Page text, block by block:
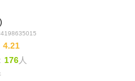
4.21
176人